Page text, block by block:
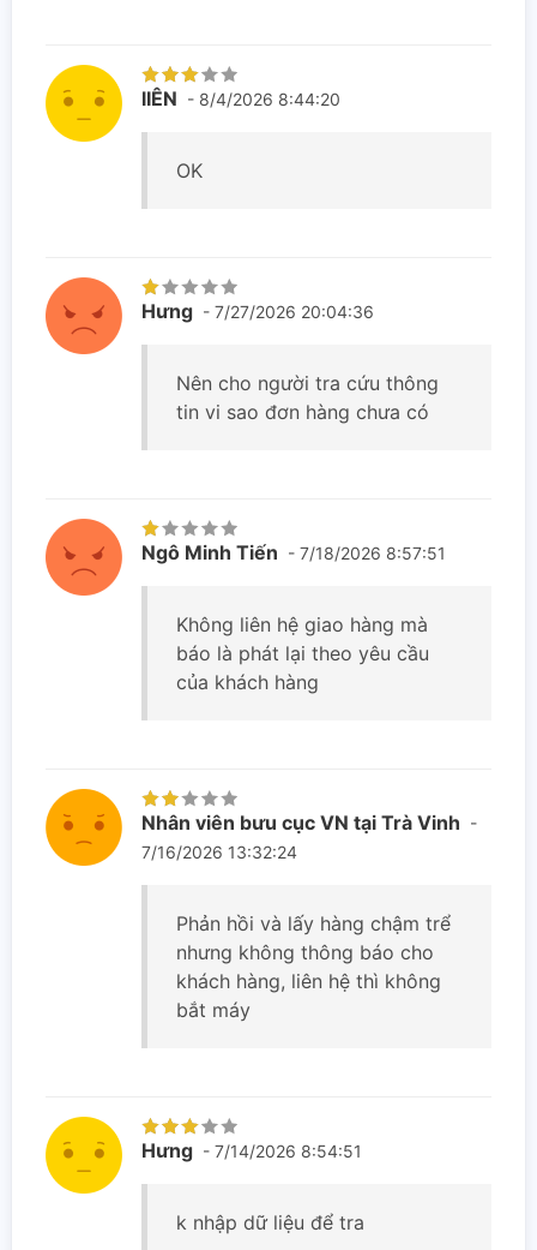
lIÊN - 8/4/2026 8:44:20
OK
Hưng - 7/27/2026 20:04:36
Nên cho người tra cứu thông
tin vi sao đơn hàng chưa có
Ngô Minh Tiến - 7/18/2026 8:57:51
Không liên hệ giao hàng mà
báo là phát lại theo yêu cầu
của khách hàng
Nhân viên bưu cục VN tại Trà Vinh -
7/16/2026 13:32:24
Phản hồi và lấy hàng chậm trể
nhưng không thông báo cho
khách hàng, liên hệ thì không
bắt máy
Hưng - 7/14/2026 8:54:51
k nhập dữ liệu để tra